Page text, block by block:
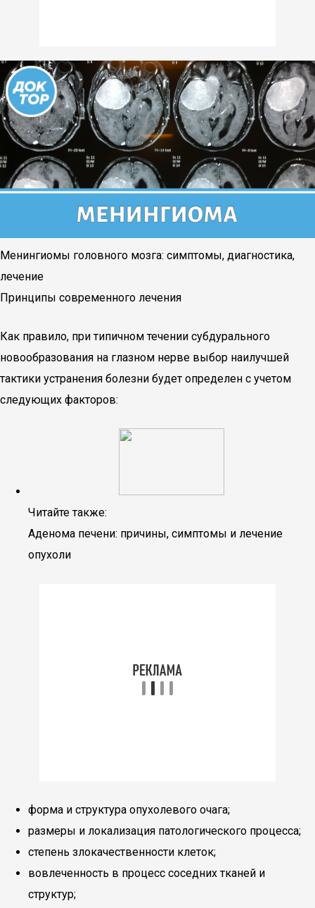
Менингиомы головного мозга: симптомы, диагностика,
лечение
Принципы современного лечения
Как правило, при типичном течении субдурального
новообразования на глазном нерве выбор наилучшей
тактики устранения болезни будет определен с учетом
следующих факторов:
Читайте также:
Аденома печени: причины, симптомы и лечение
опухоли
форма и структура опухолевого очага;
размеры и локализация патологического процесса;
степень злокачественности клеток;
вовлеченность в процесс соседних тканей и
структур;